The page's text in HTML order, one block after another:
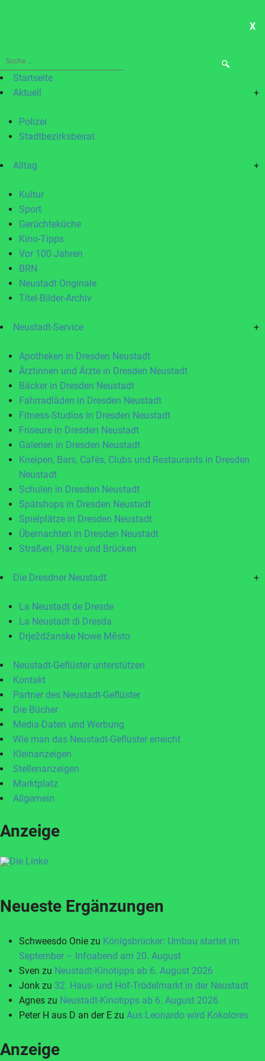
X
Suche
nach:Startseite
Aktuell
+
Polizei
Stadtbezirksbeirat
Alltag +
Kultur
Sport
Gerüchteküche
Kino-Tipps
Vor 100 Jahren
BRN
Neustadt Originale
Titel-Bilder-Archiv
Neustadt-Service +
Apotheken in Dresden Neustadt
Ärztinnen und Ärzte in Dresden Neustadt
Bäcker in Dresden Neustadt
Fahrradläden in Dresden Neustadt
Fitness-Studios in Dresden Neustadt
Friseure in Dresden Neustadt
Galerien in Dresden Neustadt
Kneipen, Bars, Cafés, Clubs und Restaurants in Dresden
Neustadt
Schulen in Dresden Neustadt
Spätshops in Dresden Neustadt
Spielplätze in Dresden Neustadt
Übernachten in Dresden Neustadt
Straßen, Plätze und Brücken
Die Dresdner Neustadt +
La Neustadt de Dresde
La Neustadt di Dresda
Drježdźanske Nowe Město
Neustadt-Geflüster unterstützen
Kontakt
Partner des Neustadt-Geflüster
Die Bücher
Media-Daten und Werbung
Wie man das Neustadt-Geflüster erreicht
Kleinanzeigen
Stellenanzeigen
Marktplatz
Allgemein
Anzeige
Neueste Ergänzungen
Schweesdo Onie zu Königsbrücker: Umbau startet im
September – Infoabend am 20. August
Sven zu Neustadt-Kinotipps ab 6. August 2026
Jonk zu 32. Haus- und Hof-Trödelmarkt in der Neustadt
Agnes zu Neustadt-Kinotipps ab 6. August 2026
Peter H aus D an der E zu Aus Leonardo wird Kokolores
Anzeige